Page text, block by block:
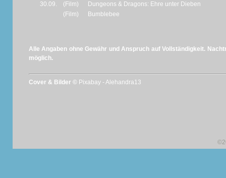
30.09.
(Film)
Dungeons & Dragons: Ehre unter Dieben
(Film)
Bumblebee
Alle Angaben ohne Gewähr und Anspruch auf Vollständigkeit.
möglich.
Cover & Bilder © Pixabay - Alehandra13